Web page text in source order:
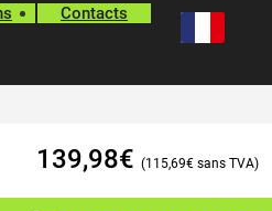
Contacts
139,98€ 115,69€